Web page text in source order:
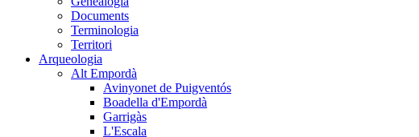
Documents
Terminologia
Territori
Arqueologia
Alt Empordà
Avinyonet de Puigventós
Boadella d'Empordà
Garrigàs
L'Escala